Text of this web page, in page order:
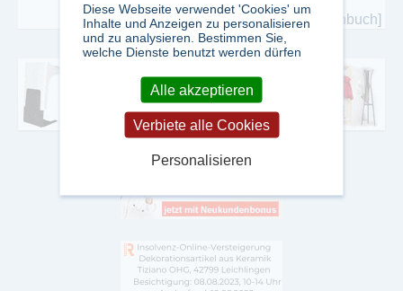
[mehr zu diesem Fachbuch]
Diese Webseite verwendet 'Cookies' um
Inhalte und Anzeigen zu personalisieren
und zu analysieren. Bestimmen Sie,
welche Dienste benutzt werden dürfen
Alle akzeptieren
Verbiete alle Cookies
Personalisieren